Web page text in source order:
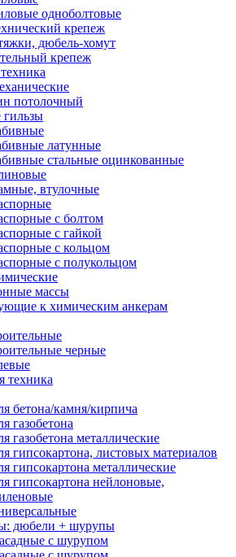
одноболтовые
крепеж
дюбель-хомут
крепеж
потолочный
латунные
стальные оцинкованные
втулочные
с болтом
с гайкой
с кольцом
с полукольцом
массы
к химическим анкерам
черные
техника
бетона/камня/кирпича
газобетона
газобетона металлические
гипсокартона, листовых материалов
гипсокартона металлические
гипсокартона нейлоновые,
дюбели + шурупы
с шурупом